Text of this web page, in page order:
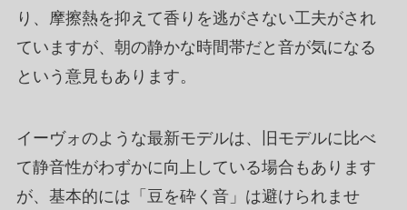
り、摩擦熱を抑えて香りを逃がさない工夫がされ
ていますが、朝の静かな時間帯だと音が気になる
という意見もあります。
イーヴォのような最新モデルは、旧モデルに比べ
て静音性がわずかに向上している場合もあります
が、基本的には「豆を砕く音」は避けられませ